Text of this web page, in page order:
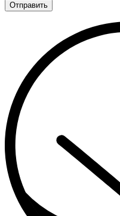
Отправить